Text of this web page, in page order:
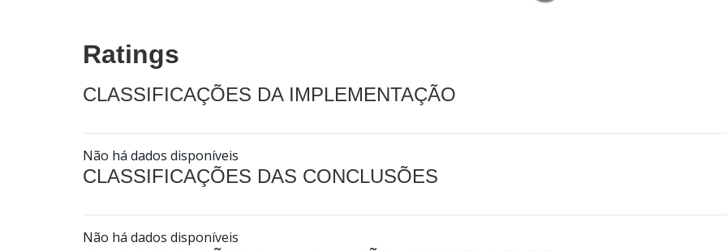
Ratings
CLASSIFICAÇÕES DA IMPLEMENTAÇÃO
Não há dados disponíveis
CLASSIFICAÇÕES DAS CONCLUSÕES
Não há dados disponíveis